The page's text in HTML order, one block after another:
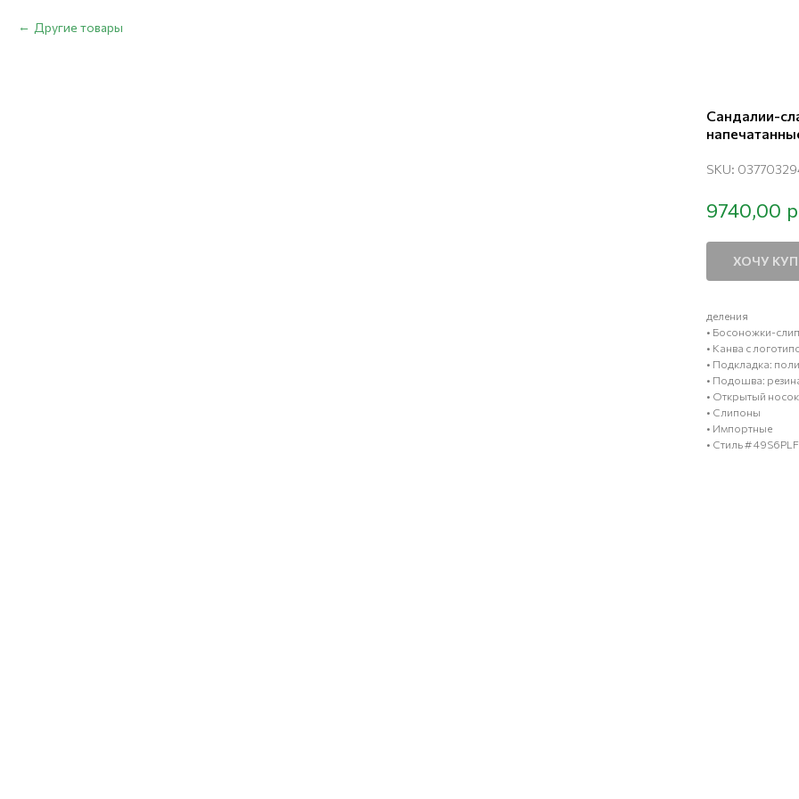
Другие товары
Сандалии-
SKU:
9740,00
ХОЧУ
деления
• Босоножки-
• Канва с
• Подкладка:
• Подошва:
• Открытый носок
• Слипоны
• Импортные
• Стиль #